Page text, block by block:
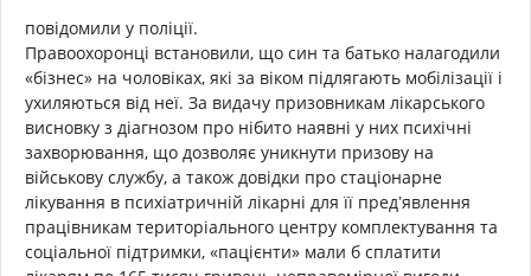
повідомили у поліції.
Правоохоронці встановили, що син та батько налагодили
«бізнес» на чоловіках, які за віком підлягають мобілізації і
ухиляються від неї. За видачу призовникам лікарського
висновку з діагнозом про нібито наявні у них психічні
захворювання, що дозволяє уникнути призову на
військову службу, а також довідки про стаціонарне
лікування в психіатричній лікарні для її предʼявлення
працівникам територіального центру комплектування та
соціальної підтримки, «пацієнти» мали б сплатити